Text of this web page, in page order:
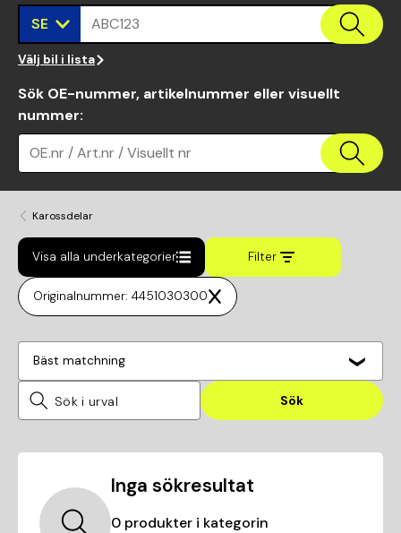
SE ABC123
Välj bil i lista
Sök OE-nummer, artikelnummer eller visuellt
nummer:
OE.nr / Art.nr / Visuellt nr
Karossdelar
Visa alla underkategorier Filter
Originalnummer: 4451030300
Bäst matchning
Sök
Inga sökresultat
0 produkter i kategorin